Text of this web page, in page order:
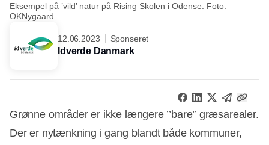
Eksempel på ’vild’ natur på Rising Skolen i Odense. Foto:
OKNygaard.
12.06.2023 Sponseret
Idverde Danmark
Grønne områder er ikke længere ’’bare’’ græsarealer.
Der er nytænkning i gang blandt både kommuner,